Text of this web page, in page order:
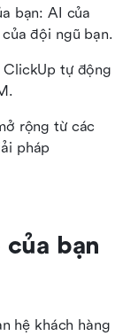
bạn: AI của
đội ngũ bạn.
tự động
rộng từ các
pháp
bạn
hệ khách hàng